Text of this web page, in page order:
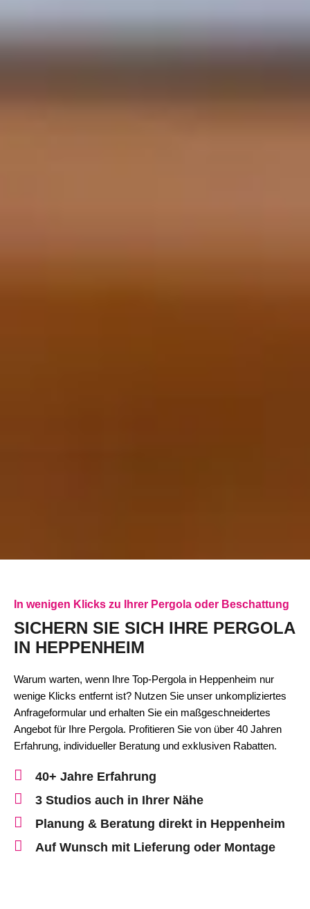
In wenigen Klicks zu Ihrer Pergola oder Beschattung
SICHERN SIE SICH IHRE PERGOLA
IN HEPPENHEIM
Warum warten, wenn Ihre Top-Pergola in Heppenheim nur
wenige Klicks entfernt ist? Nutzen Sie unser unkompliziertes
Anfrageformular und erhalten Sie ein maßgeschneidertes
Angebot für Ihre Pergola. Profitieren Sie von über 40 Jahren
Erfahrung, individueller Beratung und exklusiven Rabatten.
40+ Jahre Erfahrung
3 Studios auch in Ihrer Nähe
Planung & Beratung direkt in Heppenheim
Auf Wunsch mit Lieferung oder Montage